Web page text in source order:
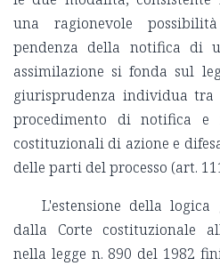
una ragionevole
pendenza della notifica di
assimilazione si fonda sul
giurisprudenza individua
procedimento di notifica
costituzionali di azione e
delle parti del processo (art.
L'estensione della
dalla Corte costituzionale
nella legge n. 890 del 1982